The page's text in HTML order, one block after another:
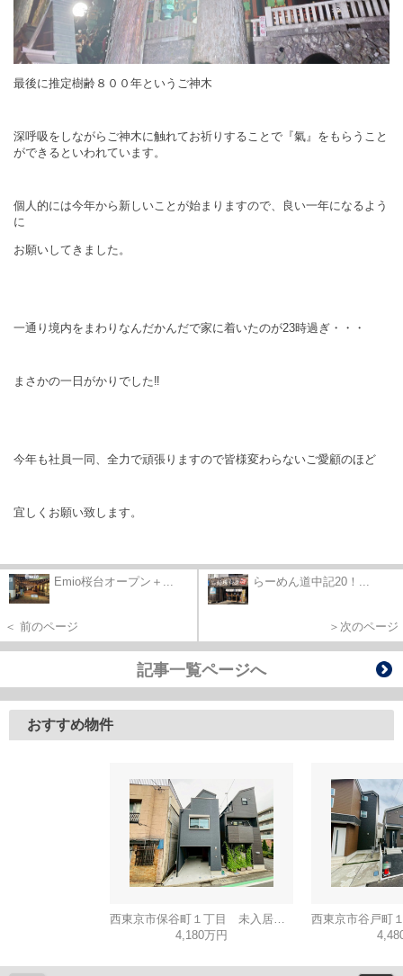
最後に推定樹齢８００年というご神木
深呼吸をしながらご神木に触れてお祈りすることで『氣』をもらうこと
ができるといわれています。
個人的には今年から新しいことが始まりますので、良い一年になるよう
に
お願いしてきました。
一通り境内をまわりなんだかんだで家に着いたのが23時過ぎ・・・
まさかの一日がかりでした‼
今年も社員一同、全力で頑張りますので皆様変わらないご愛顧のほど
宜しくお願い致します。
Emio桜台オープン＋...
＜ 前のページ
らーめん道中記20！...
＞次のページ
記事一覧ページへ
おすすめ物件
4,180万円